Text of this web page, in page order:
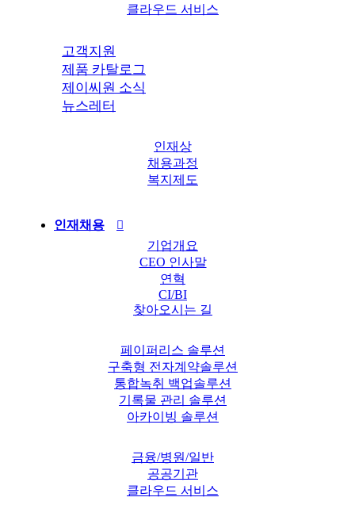
클라우드 서비스
고객지원
제품 카탈로그
제이씨원 소식
뉴스레터
인재상
채용과정
복지제도
인재채용
기업개요
CEO 인사말
연혁
CI/BI
찾아오시는 길
페이퍼리스 솔루션
구축형 전자계약솔루션
통합녹취 백업솔루션
기록물 관리 솔루션
아카이빙 솔루션
금융/병원/일반
공공기관
클라우드 서비스